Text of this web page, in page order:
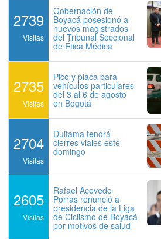
2739
Visitas
Gobernación de
Boyacá posesionó a
nuevos magistrados
del Tribunal Seccional
de Ética Médica
2735
Visitas
Pico y placa para
vehículos particulares
del 3 al 6 de agosto
en Bogotá
2704
Visitas
Duitama tendrá
cierres viales este
domingo
2605
Visitas
Rafael Acevedo
Porras renunció a
presidencia de la Liga
de Ciclismo de Boyacá
por motivos de salud